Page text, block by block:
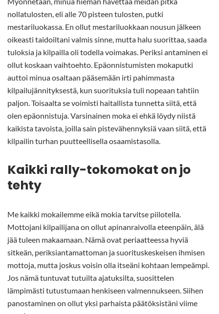
nollatulosten, eli alle 70 pisteen tulosten, putki
mestariluokassa. En ollut mestariluokkaan nousun jälkeen
oikeasti taidoiltani valmis sinne, mutta halu suorittaa, saada
tuloksia ja kilpailla oli todella voimakas. Periksi antaminen ei
ollut koskaan vaihtoehto. Epäonnistumisten mokaputki
auttoi minua osaltaan pääsemään irti pahimmasta
kilpailujännityksestä, kun suorituksia tuli nopeaan tahtiin
paljon. Toisaalta se voimisti haitallista tunnetta siitä, että
olen epäonnistuja. Varsinainen moka ei ehkä löydy niistä
kaikista tavoista, joilla sain pistevähennyksiä vaan siitä, että
kilpailin turhan puutteellisella osaamistasolla.
Kaikki rally-tokomokat on jo
tehty
Me kaikki mokailemme eikä mokia tarvitse piilotella.
Mottojani kilpailijana on ollut apinanraivolla eteenpäin, älä
jää tuleen makaamaan. Nämä ovat periaatteessa hyviä
sitkeän, periksiantamattoman ja suorituskeskeisen ihmisen
mottoja, mutta joskus voisin olla itseäni kohtaan lempeämpi.
Jos nämä tuntuvat tutuilta ajatuksilta, suosittelen
lämpimästi tutustumaan henkiseen valmennukseen. Siihen
panostaminen on ollut yksi parhaista päätöksistäni viime